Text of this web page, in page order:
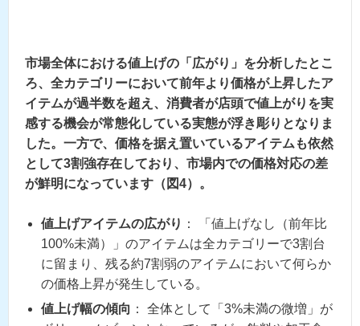
市場全体における値上げの「広がり」を分析したとこ
ろ、全カテゴリーにおいて前年より価格が上昇したア
イテムが過半数を超え、消費者が店頭で値上がりを実
感する機会が常態化している実態が浮き彫りとなりま
した。一方で、価格を据え置いているアイテムも依然
として3割強存在しており、市場内での価格対応の差
が鮮明になっています（図4）。
値上げアイテムの広がり ： 「値上げなし（前年比
100%未満）」のアイテムは全カテゴリーで3割台
に留まり、残る約7割弱のアイテムにおいて何らか
の価格上昇が発生している。
値上げ幅の傾向 ： 全体として「3%未満の微増」が